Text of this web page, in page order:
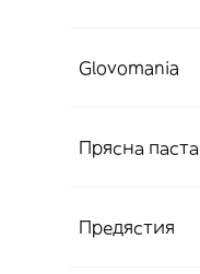
Glovomania
Прясна паста
Предястия